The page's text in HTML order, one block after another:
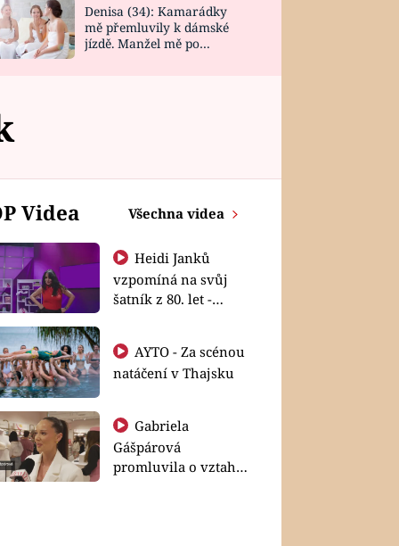
Denisa (34): Kamarádky
mě přemluvily k dámské
jízdě. Manžel mě po
Videa Všechna videa
Heidi Janků
vzpomíná na svůj
šatník z 80. let -
natáčení v Thajsku
Gabriela
Gášpárová
promluvila o vztahu